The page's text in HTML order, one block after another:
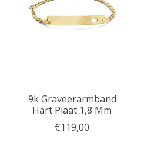
9k Graveerarmband
Hart Plaat 1,8 Mm
€119,00